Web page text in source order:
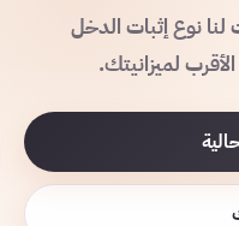
لنا نوع إثبات الدخل
لميزانيتك.